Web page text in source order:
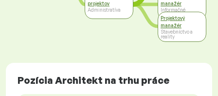
projektov
Administratíva
manažér
Informačné
technológie
Projektový
manažér
Stavebníctvo a
reality
Pozícia Architekt na trhu práce